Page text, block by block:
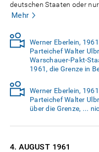
deutschen Staaten oder
Mehr
Werner Eberlein,
Parteichef Walter
Warschauer-Pakt-
1961, die Grenze in
Werner Eberlein,
Parteichef Walter
über die Grenze, ...
4. AUGUST 1961